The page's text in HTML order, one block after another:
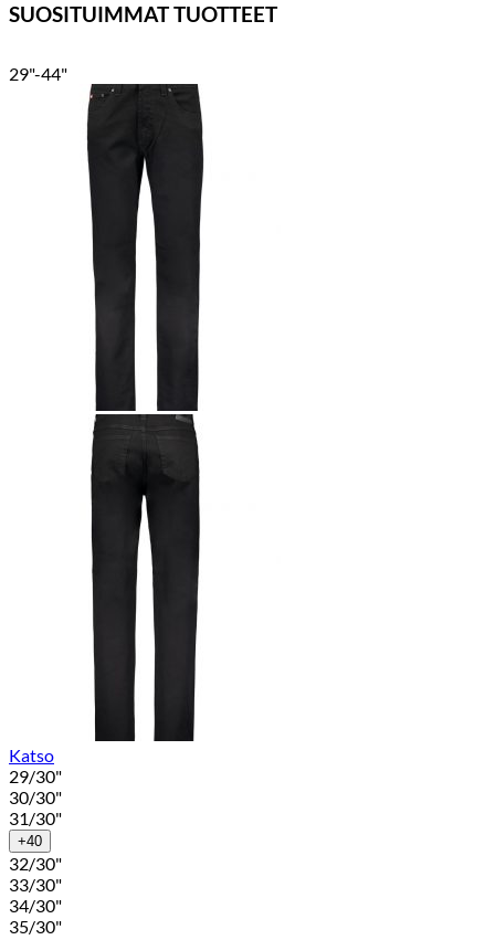
SUOSITUIMMAT TUOTTEET
29"-44"
Katso
29/30"
30/30"
31/30"
+40
32/30"
33/30"
34/30"
35/30"